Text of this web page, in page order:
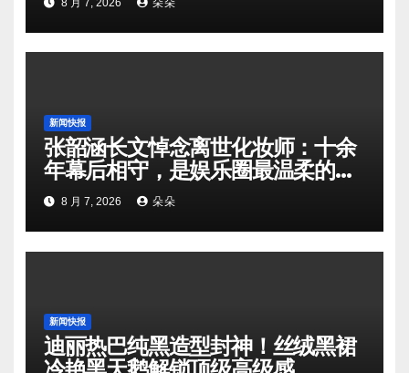
8 月 7, 2026 朵朵
新闻快报
张韶涵长文悼念离世化妆师：十余
年幕后相守，是娱乐圈最温柔的双
向奔赴
8 月 7, 2026 朵朵
新闻快报
迪丽热巴纯黑造型封神！丝绒黑裙